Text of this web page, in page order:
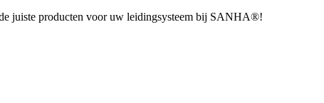
juiste producten voor uw leidingsysteem bij SANHA®!